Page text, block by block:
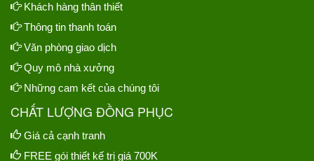
Khách hàng thân thiết
Thông tin thanh toán
Văn phòng giao dịch
Quy mô nhà xưởng
Những cam kết của chúng tôi
CHẤT LƯỢNG ĐỒNG PHỤC
Giá cả cạnh tranh
FREE gói thiết kế trị giá 700K